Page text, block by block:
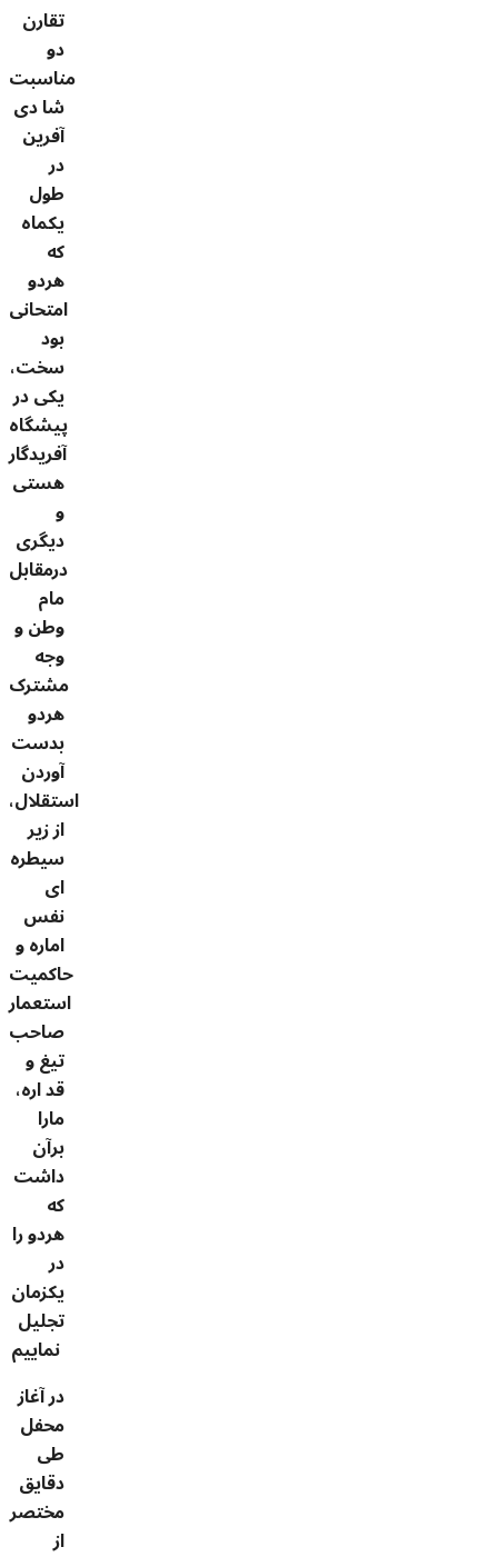
تقارن
دو
مناسبت
شا دی
آفرین
در
طول
یکماه
که
هردو
امتحانی
بود
سخت،
یکی در
پیشگاه
آفریدگار
هستی
و
دیگری
درمقابل
مام
وطن و
وجه
مشترک
هردو
بدست
آوردن
استقلال،
از زیر
سیطره
ای
نفس
اماره و
حاکمیت
استعمار
صاحب
تیغ و
قد اره،
مارا
برآن
داشت
که
هردو را
در
یکزمان
تجلیل
نماییم
در آغاز
محفل
طی
دقایق
مختصر
از